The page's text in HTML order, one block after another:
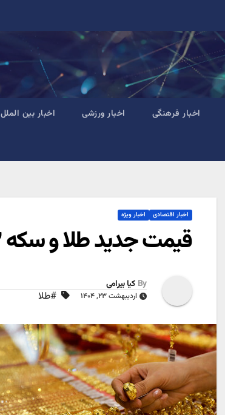
اخبار فرهنگی اخبار ورزشی اخبار بین الملل
اخبار اقتصادی اخبار ویژه
قیمت جدید طلا و سکه ۲۳ اردیبهشت ۱۴۰۴
By کیا بیرامی
اردیبهشت ۲۳, ۱۴۰۴ #طلا